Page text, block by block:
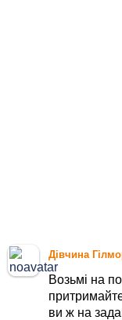
Дівчина
Возьмі на
ви ж на